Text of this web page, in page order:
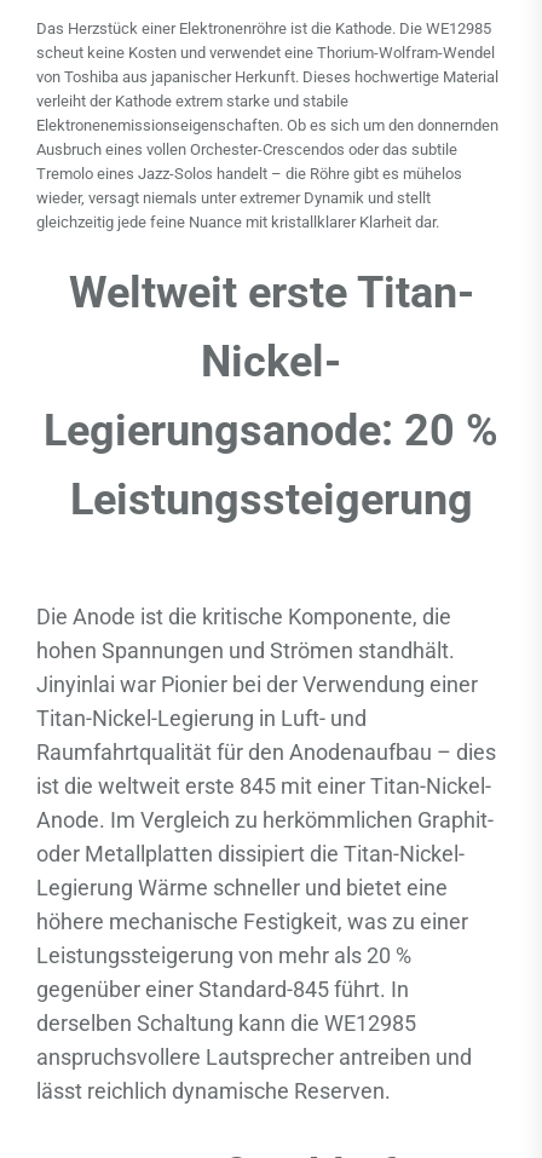
Das Herzstück einer Elektronenröhre ist die Kathode. Die WE12985
scheut keine Kosten und verwendet eine Thorium-Wolfram-Wendel
von Toshiba aus japanischer Herkunft. Dieses hochwertige Material
verleiht der Kathode extrem starke und stabile
Elektronenemissionseigenschaften. Ob es sich um den donnernden
Ausbruch eines vollen Orchester-Crescendos oder das subtile
Tremolo eines Jazz-Solos handelt – die Röhre gibt es mühelos
wieder, versagt niemals unter extremer Dynamik und stellt
gleichzeitig jede feine Nuance mit kristallklarer Klarheit dar.
Weltweit erste Titan-
Nickel-
Legierungsanode: 20 %
Leistungssteigerung
Die Anode ist die kritische Komponente, die
hohen Spannungen und Strömen standhält.
Jinyinlai war Pionier bei der Verwendung einer
Titan-Nickel-Legierung in Luft- und
Raumfahrtqualität für den Anodenaufbau – dies
ist die weltweit erste 845 mit einer Titan-Nickel-
Anode. Im Vergleich zu herkömmlichen Graphit-
oder Metallplatten dissipiert die Titan-Nickel-
Legierung Wärme schneller und bietet eine
höhere mechanische Festigkeit, was zu einer
Leistungssteigerung von mehr als 20 %
gegenüber einer Standard-845 führt. In
derselben Schaltung kann die WE12985
anspruchsvollere Lautsprecher antreiben und
lässt reichlich dynamische Reserven.